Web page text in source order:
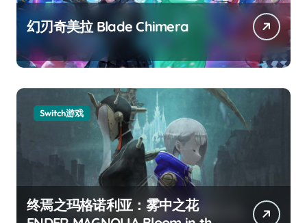
幻刃奇美拉 Blade Chimera
Switch游戏
终焉之玛格诺利亚：雾中之花